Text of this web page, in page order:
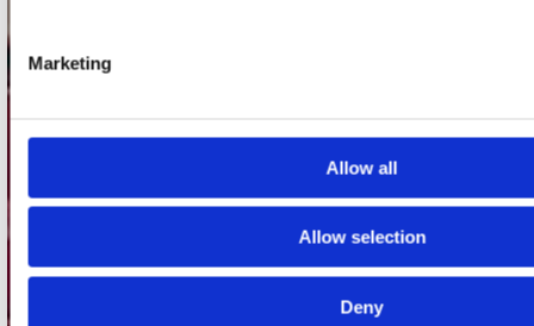
Marketing
Allow all
Allow selection
Deny
Contact opnemen
Algemene voorwaarden